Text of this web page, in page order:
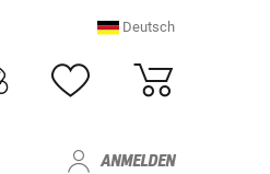
Deutsch
ANMELDEN